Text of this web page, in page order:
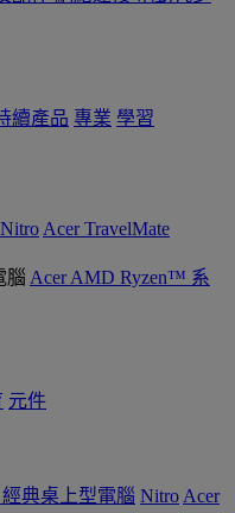
續產品 專業 學習
Acer TravelMate
Acer AMD Ryzen™ 系
元件
經典桌上型電腦 Nitro Acer